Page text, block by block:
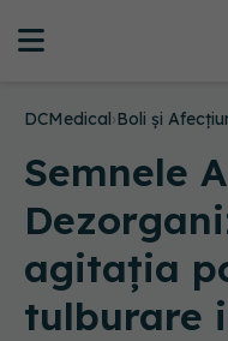
DCMedical›Boli și
Semnele
agitația
tulburare